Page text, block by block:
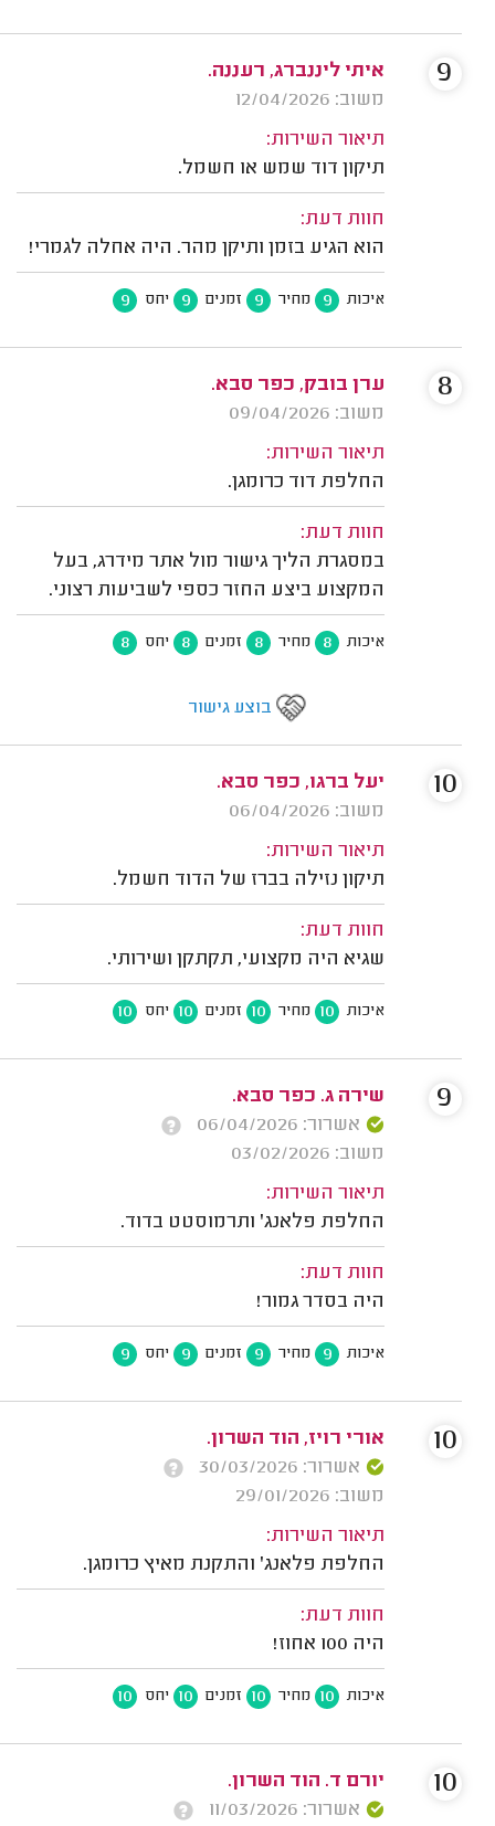
איתי ליננברג, רעננה.
משוב: 12/04/2026
תיאור השירות:
תיקון דוד שמש או חשמל.
חוות דעת:
הוא הגיע בזמן ותיקן מהר. היה אחלה לגמרי!
איכות 9 מחיר 9 זמנים 9 יחס 9
9
ערן בובק, כפר סבא.
משוב: 09/04/2026
תיאור השירות:
החלפת דוד כרומגן.
חוות דעת:
במסגרת הליך גישור מול אתר מידרג, בעל
המקצוע ביצע החזר כספי לשביעות רצוני.
איכות 8 מחיר 8 זמנים 8 יחס 8
8
בוצע גישור
יעל ברגו, כפר סבא.
משוב: 06/04/2026
תיאור השירות:
תיקון נזילה בברז של הדוד חשמל.
חוות דעת:
שגיא היה מקצועי, תקתקן ושירותי.
איכות 10 מחיר 10 זמנים 10 יחס 10
10
שירה ג. כפר סבא.
אשרור: 06/04/2026
משוב: 03/02/2026
תיאור השירות:
החלפת פלאנג' ותרמוסטט בדוד.
חוות דעת:
היה בסדר גמור!
איכות 9 מחיר 9 זמנים 9 יחס 9
9
אורי רויז, הוד השרון.
אשרור: 30/03/2026
משוב: 29/01/2026
תיאור השירות:
החלפת פלאנג' והתקנת מאיץ כרומגן.
חוות דעת:
היה 100 אחוז!
איכות 10 מחיר 10 זמנים 10 יחס 10
10
יורם ד. הוד השרון.
אשרור: 11/03/2026
10